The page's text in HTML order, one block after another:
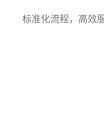
标准化流程，高效